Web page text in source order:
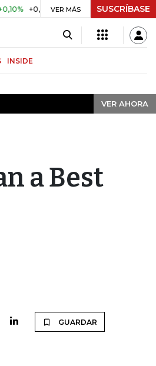
UVR $ 416,91 +$ 0,05 +0,01%
VER MÁS SUSCRÍBASE
INSIDE
VER AHORA
VER AHORA
a Best
GUARDAR